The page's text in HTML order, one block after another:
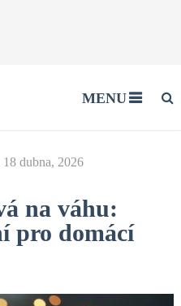
MENU
18 dubna, 2026
na váhu:
pro domácí